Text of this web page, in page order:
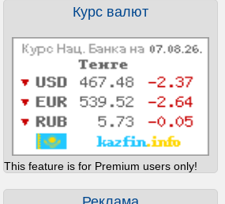
Курс валют
This feature is for Premium users only!